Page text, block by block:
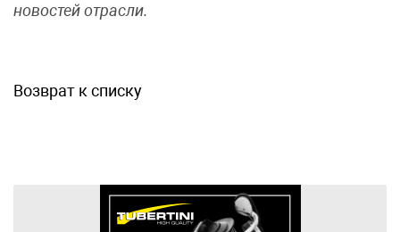
новостей отрасли.
Возврат к списку